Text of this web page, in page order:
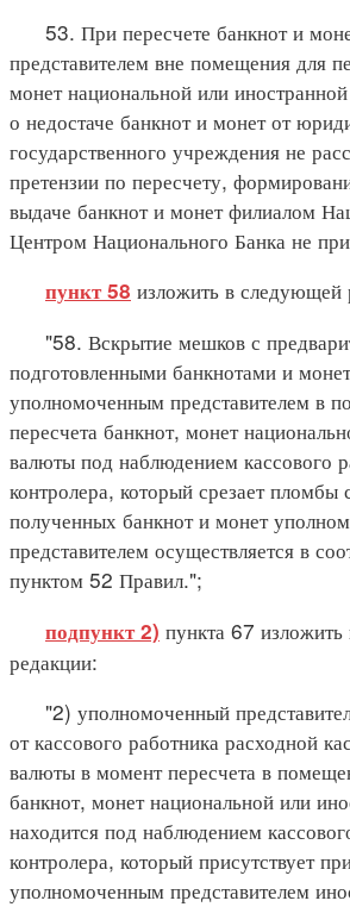
53. При пересчете банкнот и
представителем вне помещения для
монет национальной или
о недостаче банкнот и монет от
государственного учреждения не
претензии по пересчету,
выдаче банкнот и монет филиалом
Центром Национального Банка не
пункт 58 изложить в следующей
"58. Вскрытие мешков с
подготовленными банкнотами и
уполномоченным представителем в
пересчета банкнот, монет
валюты под наблюдением кассового
контролера, который срезает
полученных банкнот и монет
представителем осуществляется в
пунктом 52 Правил.";
подпункт 2) пункта 67
редакции:
"2) уполномоченный
от кассового работника расходной
валюты в момент пересчета в
банкнот, монет национальной или
находится под наблюдением
контролера, который присутствует
уполномоченным представителем